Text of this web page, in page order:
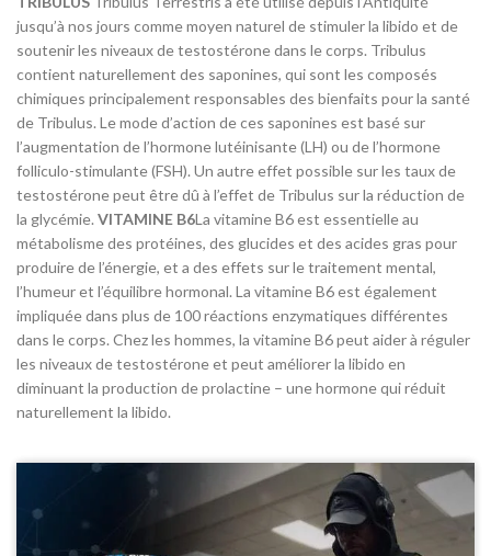
jusqu’à nos jours comme moyen naturel de stimuler la libido et de
soutenir les niveaux de testostérone dans le corps. Tribulus
contient naturellement des saponines, qui sont les composés
chimiques principalement responsables des bienfaits pour la santé
de Tribulus. Le mode d’action de ces saponines est basé sur
l’augmentation de l’hormone lutéinisante (LH) ou de l’hormone
folliculo-stimulante (FSH). Un autre effet possible sur les taux de
testostérone peut être dû à l’effet de Tribulus sur la réduction de
la glycémie. VITAMINE B6La vitamine B6 est essentielle au
métabolisme des protéines, des glucides et des acides gras pour
produire de l’énergie, et a des effets sur le traitement mental,
l’humeur et l’équilibre hormonal. La vitamine B6 est également
impliquée dans plus de 100 réactions enzymatiques différentes
dans le corps. Chez les hommes, la vitamine B6 peut aider à réguler
les niveaux de testostérone et peut améliorer la libido en
diminuant la production de prolactine – une hormone qui réduit
naturellement la libido.